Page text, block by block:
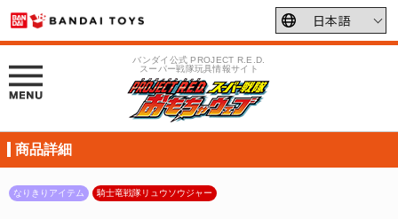
バンダイ公式 PROJECT R.E.D.
スーパー戦隊玩具情報サイト
商品詳細
なりきりアイテム 騎士竜戦隊リュウソウジャー